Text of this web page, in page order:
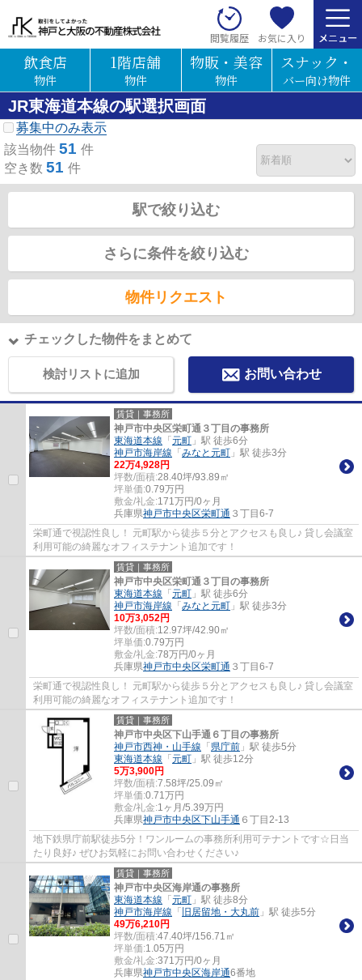
閲覧履歴 お気に入り
飲食店
物件
1階店舗
物件
物販・美容
物件
スナック・
バー向け物件
JR東海道本線の駅選択画面
募集中のみ表示
該当物件 51 件
空き数 51 件
駅で絞り込む
さらに条件を絞り込む
物件リクエスト
チェックした物件をまとめて
検討リストに追加 お問い合わせ
賃貸｜事務所
神戸市中央区栄町通３丁目の事務所
東海道本線 「 元町 」駅 徒歩6分
神戸市海岸線 「 みなと元町 」駅 徒歩3分
22万4,928円
坪数/面積:28.40坪/93.89㎡
坪単価:0.79万円
敷金/礼金:171万円/0ヶ月
兵庫県神戸市中央区栄町通 ３丁目6-7
栄町通で視認性良し！ 元町駅から徒歩５分とアクセスも良し♪ 貸し会議室
利用可能の綺麗なオフィステナント追加です！
賃貸｜事務所
神戸市中央区栄町通３丁目の事務所
東海道本線 「 元町 」駅 徒歩6分
神戸市海岸線 「 みなと元町 」駅 徒歩3分
10万3,052円
坪数/面積:12.97坪/42.90㎡
坪単価:0.79万円
敷金/礼金:78万円/0ヶ月
兵庫県神戸市中央区栄町通 ３丁目6-7
栄町通で視認性良し！ 元町駅から徒歩５分とアクセスも良し♪ 貸し会議室
利用可能の綺麗なオフィステナント追加です！
賃貸｜事務所
神戸市中央区下山手通６丁目の事務所
神戸市西神・山手線 「 県庁前 」駅 徒歩5分
東海道本線 「 元町 」駅 徒歩12分
5万3,900円
坪数/面積:7.58坪/25.09㎡
坪単価:0.71万円
敷金/礼金:1ヶ月/5.39万円
兵庫県神戸市中央区下山手通 ６丁目2-13
地下鉄県庁前駅徒歩5分！ワンルームの事務所利用可テナントです☆日当
たり良好♪ ぜひお気軽にお問い合わせください♪
賃貸｜事務所
神戸市中央区海岸通の事務所
東海道本線 「 元町 」駅 徒歩8分
神戸市海岸線 「 旧居留地・大丸前 」駅 徒歩5分
49万6,210円
坪数/面積:47.40坪/156.71㎡
坪単価:1.05万円
敷金/礼金:371万円/0ヶ月
兵庫県神戸市中央区海岸通6番地